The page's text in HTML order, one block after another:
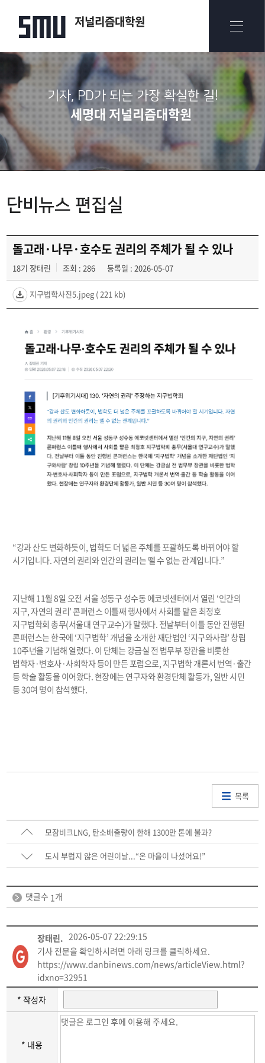
저널리즘대학원
기자, PD가 되는 가장 확실한 길!
세명대 저널리즘대학원
단비뉴스 편집실
돌고래·나무·호수도 권리의 주체가 될 수 있나
18기 장태린 조회 : 286 등록일 : 2026-05-07
지구법학사진5.jpeg ( 221 kb)
“강과 산도 변화하듯이, 법학도 더 넓은 주체를 포괄하도록 바뀌어야 할
시기입니다. 자연의 권리와 인간의 권리는 뗄 수 없는 관계입니다.”
지난해 11월 8일 오전 서울 성동구 성수동 에코넷센터에서 열린 ‘인간의
지구, 자연의 권리’ 콘퍼런스 이틀째 행사에서 사회를 맡은 최정호
지구법학회 총무(서울대 연구교수)가 말했다. 전날부터 이틀 동안 진행된
콘퍼런스는 한국에 ‘지구법학’ 개념을 소개한 재단법인 ‘지구와사람’ 창립
10주년을 기념해 열렸다. 이 단체는 강금실 전 법무부 장관을 비롯한
법학자·변호사·사회학자 등이 만든 포럼으로, 지구법학 개론서 번역·출간
등 학술 활동을 이어왔다. 현장에는 연구자와 환경단체 활동가, 일반 시민
등 30여 명이 참석했다.
목록
모잠비크LNG, 탄소배출량이 한해 1300만 톤에 불과?
도시 부럽지 않은 어린이날...“온 마을이 나섰어요!”
댓글수 1개
장태린. 2026-05-07 22:29:15
기사 전문을 확인하시려면 아래 링크를 클릭하세요.
https://www.danbinews.com/news/articleView.html?
idxno=32951
* 작성자
* 내용